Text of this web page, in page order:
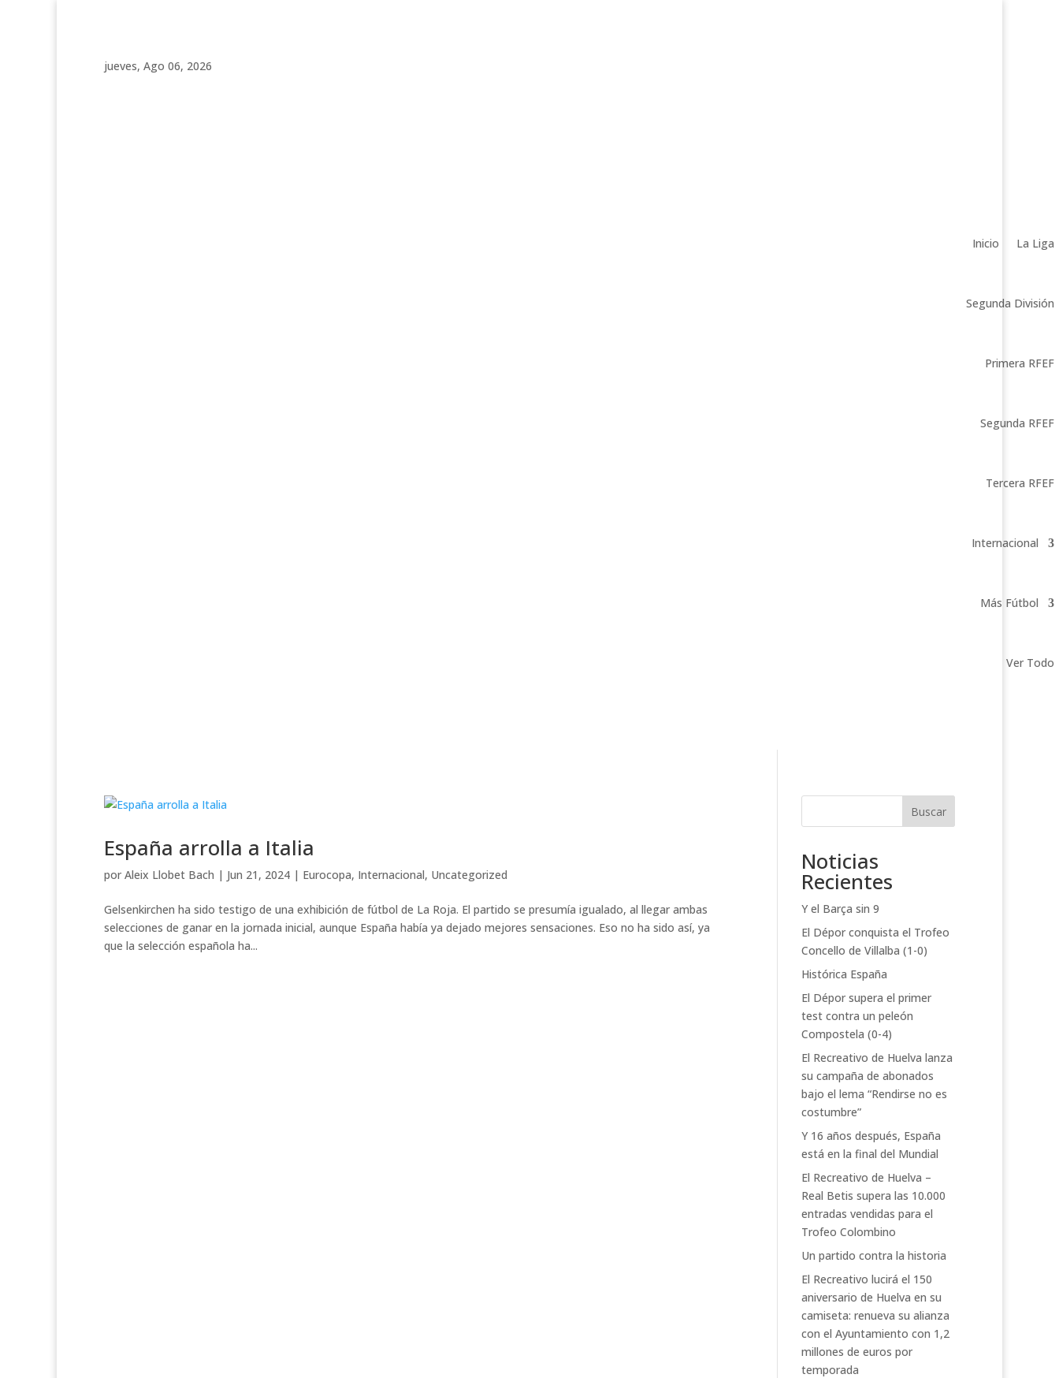
jueves, Ago 06, 2026
Inicio La Liga
Segunda División
Primera RFEF
Segunda RFEF
Tercera RFEF
Internacional
Más Fútbol
Ver Todo
España arrolla a Italia
por Aleix Llobet Bach | Jun 21, 2024 | Eurocopa, Internacional, Uncategorized
Gelsenkirchen ha sido testigo de una exhibición de fútbol de La Roja. El partido se presumía igualado, al llegar ambas
selecciones de ganar en la jornada inicial, aunque España había ya dejado mejores sensaciones. Eso no ha sido así, ya
que la selección española ha...
Buscar
Noticias
Recientes
Y el Barça sin 9
El Dépor conquista el Trofeo
Concello de Villalba (1-0)
Histórica España
El Dépor supera el primer
test contra un peleón
Compostela (0-4)
El Recreativo de Huelva lanza
su campaña de abonados
bajo el lema “Rendirse no es
costumbre”
Y 16 años después, España
está en la final del Mundial
El Recreativo de Huelva –
Real Betis supera las 10.000
entradas vendidas para el
Trofeo Colombino
Un partido contra la historia
El Recreativo lucirá el 150
aniversario de Huelva en su
camiseta: renueva su alianza
con el Ayuntamiento con 1,2
millones de euros por
temporada